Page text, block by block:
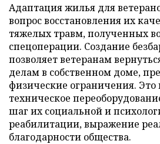
Адаптация жилья для
вопрос восстановления их
тяжелых травм, полученных
спецоперации. Создание
позволяет ветеранам
делам в собственном доме,
физические ограничения. Это
техническое
шаг их социальной и
реабилитации, выражение
благодарности общества.